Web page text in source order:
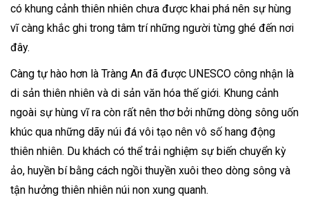
có khung cảnh thiên nhiên chưa được khai phá nên sự hùng
vĩ càng khắc ghi trong tâm trí những người từng ghé đến nơi
đây.
Càng tự hào hơn là Tràng An đã được UNESCO công nhận là
di sản thiên nhiên và di sản văn hóa thế giới. Khung cảnh
ngoài sự hùng vĩ ra còn rất nên thơ bởi những dòng sông uốn
khúc qua những dãy núi đá vôi tạo nên vô số hang động
thiên nhiên. Du khách có thể trải nghiệm sự biến chuyển kỳ
ảo, huyền bí bằng cách ngồi thuyền xuôi theo dòng sông và
tận hưởng thiên nhiên núi non xung quanh.